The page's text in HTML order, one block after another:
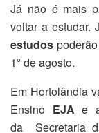
Já não é mais
voltar a estudar.
estudos
1º de agosto.
Em Hortolândia
Ensino EJA e
da Secretaria